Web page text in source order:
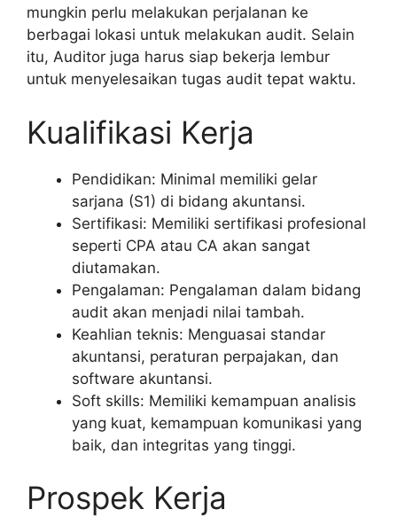
mungkin perlu melakukan perjalanan ke
berbagai lokasi untuk melakukan audit. Selain
itu, Auditor juga harus siap bekerja lembur
untuk menyelesaikan tugas audit tepat waktu.
Kualifikasi Kerja
Pendidikan: Minimal memiliki gelar
sarjana (S1) di bidang akuntansi.
Sertifikasi: Memiliki sertifikasi profesional
seperti CPA atau CA akan sangat
diutamakan.
Pengalaman: Pengalaman dalam bidang
audit akan menjadi nilai tambah.
Keahlian teknis: Menguasai standar
akuntansi, peraturan perpajakan, dan
software akuntansi.
Soft skills: Memiliki kemampuan analisis
yang kuat, kemampuan komunikasi yang
baik, dan integritas yang tinggi.
Prospek Kerja